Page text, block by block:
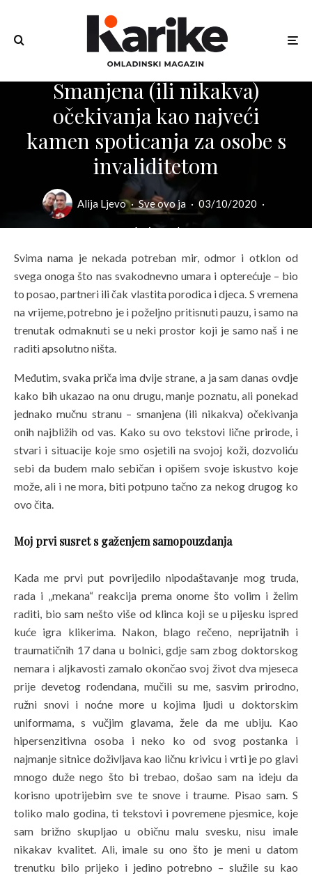
Smanjena (ili nikakva)
očekivanja kao najveći
kamen spoticanja za osobe s
invaliditetom
Alija Ljevo · Sve ovo ja · 03/10/2020 ·
6 min read
Svima nama je nekada potreban mir, odmor i otklon od
svega onoga što nas svakodnevno umara i opterećuje – bio
to posao, partneri ili čak vlastita porodica i djeca. S vremena
na vrijeme, potrebno je i poželjno pritisnuti pauzu, i samo na
trenutak odmaknuti se u neki prostor koji je samo naš i ne
raditi apsolutno ništa.
Međutim, svaka priča ima dvije strane, a ja sam danas ovdje
kako bih ukazao na onu drugu, manje poznatu, ali ponekad
jednako mučnu stranu – smanjena (ili nikakva) očekivanja
onih najbližih od vas. Kako su ovo tekstovi lične prirode, i
stvari i situacije koje smo osjetili na svojoj koži, dozvoliću
sebi da budem malo sebičan i opišem svoje iskustvo koje
može, ali i ne mora, biti potpuno tačno za nekog drugog ko
ovo čita.
Moj prvi susret s gaženjem samopouzdanja
Kada me prvi put povrijedilo nipodaštavanje mog truda,
rada i „mekana“ reakcija prema onome što volim i želim
raditi, bio sam nešto više od klinca koji se u pijesku ispred
kuće igra klikerima. Nakon, blago rečeno, neprijatnih i
traumatičnih 17 dana u bolnici, gdje sam zbog doktorskog
nemara i aljkavosti zamalo okončao svoj život dva mjeseca
prije devetog rođendana, mučili su me, sasvim prirodno,
ružni snovi i noćne more u kojima ljudi u doktorskim
uniformama, s vučjim glavama, žele da me ubiju. Kao
hipersenzitivna osoba i neko ko od svog postanka i
najmanje sitnice doživljava kao ličnu krivicu i vrti je po glavi
mnogo duže nego što bi trebao, došao sam na ideju da
korisno upotrijebim sve te snove i traume. Pisao sam. S
toliko malo godina, ti tekstovi i povremene pjesmice, koje
sam brižno skupljao u običnu malu svesku, nisu imale
nikakav kvalitet. Ali, imale su ono što je meni u datom
trenutku bilo prijeko i jedino potrebno – služile su kao